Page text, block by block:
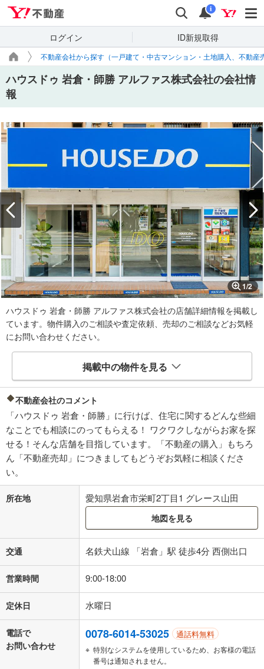
検索 通知
i
ログイン ID新規取得
不動産会社から探す（一戸建て・中古マンション・土地購入、不動産
ハウスドゥ 岩倉・師勝 アルファス株式会社の会社情
報
1/2
ハウスドゥ 岩倉・師勝 アルファス株式会社の店舗詳細情報を掲載し
ています。物件購入のご相談や査定依頼、売却のご相談などお気軽
にお問い合わせください。
掲載中の物件を見る
不動産会社のコメント
「ハウスドゥ 岩倉・師勝」に行けば、住宅に関するどんな些細
なことでも相談にのってもらえる！ ワクワクしながらお家を探
せる！そんな店舗を目指しています。「不動産の購入」もちろ
ん「不動産売却」につきましてもどうぞお気軽に相談くださ
い。
所在地 愛知県岩倉市栄町2丁目1 グレース山田
地図を見る
交通 名鉄犬山線 「岩倉」駅 徒歩4分 西側出口
営業時間 9:00-18:00
定休日 水曜日
電話で
お問い合わせ
0078-6014-53025 通話料無料
特別なシステムを使用しているため、お客様の電話
番号は通知されません。